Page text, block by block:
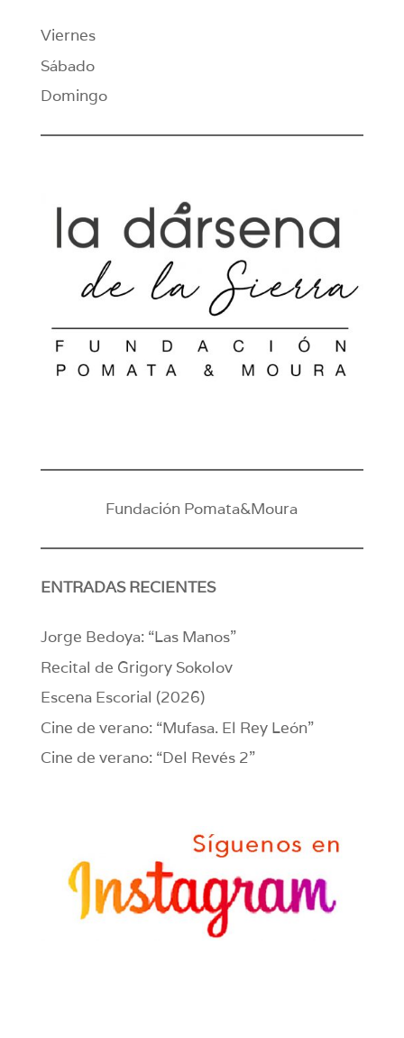
Viernes
Sábado
Domingo
Fundación Pomata&Moura
ENTRADAS RECIENTES
Jorge Bedoya: “Las Manos”
Recital de Grigory Sokolov
Escena Escorial (2026)
Cine de verano: “Mufasa. El Rey León”
Cine de verano: “Del Revés 2”